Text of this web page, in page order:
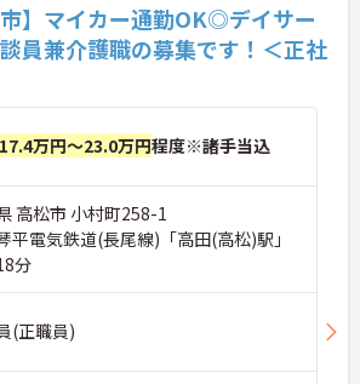
市】マイカー通勤OK◎デイサー
員兼介護職の募集です！＜正社
17.4万円～23.0万円程度※諸手当込
高松市 小村町258-1
平電気鉄道(長尾線)「高田(高松)駅」
分
(正職員)